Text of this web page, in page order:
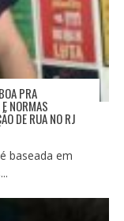
PRA
NORMAS
DE RUA NO RJ
baseada em